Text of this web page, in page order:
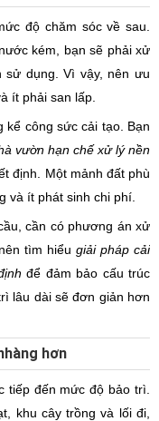
độ chăm sóc về sau.
kém, bạn sẽ phải xử
sử dụng. Vì vậy, nên ưu
ít phải san lấp.
kể công sức cải tạo. Bạn
vườn hạn chế xử lý nền
định. Một mảnh đất phù
và ít phát sinh chi phí.
cần có phương án xử
tìm hiểu giải pháp cải
để đảm bảo cấu trúc
lâu dài sẽ đơn giản hơn
hơn
tiếp đến mức độ bảo trì.
khu cây trồng và lối đi,